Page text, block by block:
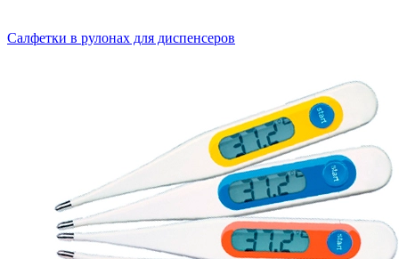
Салфетки в рулонах для диспенсеров